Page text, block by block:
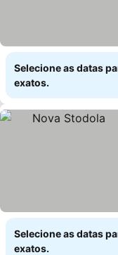
Selecione as datas
exatos.
Selecione as datas
exatos.